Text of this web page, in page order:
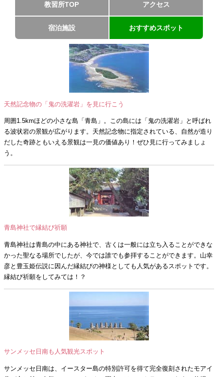
教習所TOP アクセス
宿泊施設 おすすめスポット
天然記念物の「鬼の洗濯岩」を見に行こう
周囲1.5kmほどの小さな島「青島」。この島には「鬼の洗濯岩」と呼ばれ
る波状岩の景観が広がります。天然記念物に指定されている、自然が造り
だした奇跡ともいえる景観は一見の価値あり！ぜひ見に行ってみましょ
う。
青島神社で縁結び祈願
青島神社は青島の中にある神社で、古くは一般には立ち入ることができな
かった聖なる場所でしたが、今では誰でも参拝することができます。山幸
彦と豊玉姫伝説に因んだ縁結びの神様としても人気があるスポットです。
縁結び祈願をしてみては！？
サンメッセ日南も人気観光スポット
サンメッセ日南は、イースター島の特別許可を得て完全復刻されたモアイ